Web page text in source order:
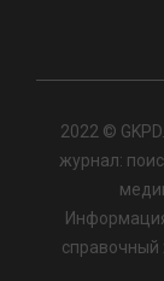
2022 ©
журнал:
справочный